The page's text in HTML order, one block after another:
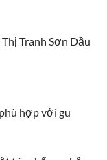
Tranh Sơn Dầu
hợp với gu